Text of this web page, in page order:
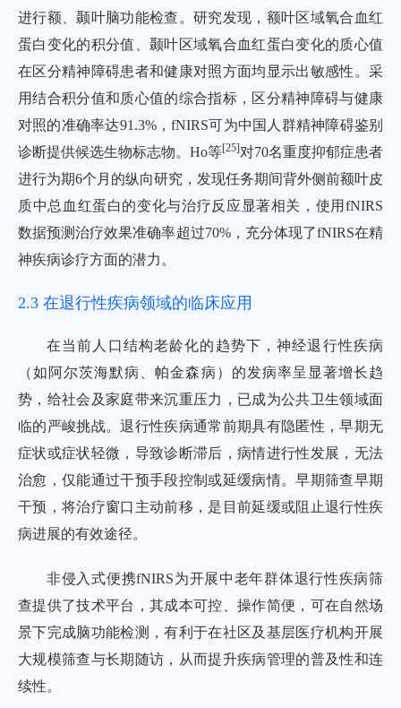
进行额、颞叶脑功能检查。研究发现，额叶区域氧合血红
蛋白变化的积分值、颞叶区域氧合血红蛋白变化的质心值
在区分精神障碍患者和健康对照方面均显示出敏感性。采
用结合积分值和质心值的综合指标，区分精神障碍与健康
对照的准确率达91.3%，fNIRS可为中国人群精神障碍鉴别
诊断提供候选生物标志物。Ho等[25]对70名重度抑郁症患者
进行为期6个月的纵向研究，发现任务期间背外侧前额叶皮
质中总血红蛋白的变化与治疗反应显著相关，使用fNIRS
数据预测治疗效果准确率超过70%，充分体现了fNIRS在精
神疾病诊疗方面的潜力。
2.3 在退行性疾病领域的临床应用
在当前人口结构老龄化的趋势下，神经退行性疾病
（如阿尔茨海默病、帕金森病）的发病率呈显著增长趋
势，给社会及家庭带来沉重压力，已成为公共卫生领域面
临的严峻挑战。退行性疾病通常前期具有隐匿性，早期无
症状或症状轻微，导致诊断滞后，病情进行性发展，无法
治愈，仅能通过干预手段控制或延缓病情。早期筛查早期
干预，将治疗窗口主动前移，是目前延缓或阻止退行性疾
病进展的有效途径。
非侵入式便携fNIRS为开展中老年群体退行性疾病筛
查提供了技术平台，其成本可控、操作简便，可在自然场
景下完成脑功能检测，有利于在社区及基层医疗机构开展
大规模筛查与长期随访，从而提升疾病管理的普及性和连
续性。